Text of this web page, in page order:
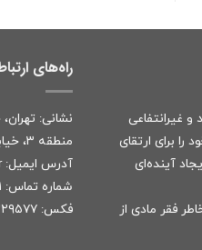
غیرانتفاعی
برای ارتقای
آینده‌ای
فقر مادی از
راه‌های
نشانی:
منطقه ۳، خیابان کوشا، میدان جوانان، پلاک ۵
آدرس ایمیل:
شماره تماس:
فکس: ۲۲۲۲۹۵۷۷-۰۲۱